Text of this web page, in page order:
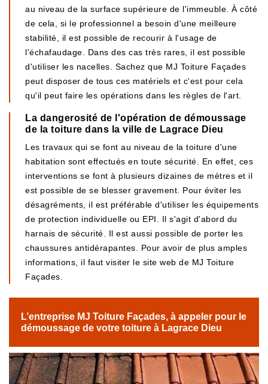
au niveau de la surface supérieure de l'immeuble. À côté
de cela, si le professionnel a besoin d'une meilleure
stabilité, il est possible de recourir à l'usage de
l'échafaudage. Dans des cas très rares, il est possible
d'utiliser les nacelles. Sachez que MJ Toiture Façades
peut disposer de tous ces matériels et c'est pour cela
qu'il peut faire les opérations dans les règles de l'art.
La dangerosité de l'opération de démoussage
de la toiture dans la ville de Lagrace Dieu
Les travaux qui se font au niveau de la toiture d'une
habitation sont effectués en toute sécurité. En effet, ces
interventions se font à plusieurs dizaines de mètres et il
est possible de se blesser gravement. Pour éviter les
désagréments, il est préférable d'utiliser les équipements
de protection individuelle ou EPI. Il s'agit d'abord du
harnais de sécurité. Il est aussi possible de porter les
chaussures antidérapantes. Pour avoir de plus amples
informations, il faut visiter le site web de MJ Toiture
Façades.
L’entreprise MJ Toiture Façades, à appeler pour le
démoussage de votre toiture à Lagrace Dieu